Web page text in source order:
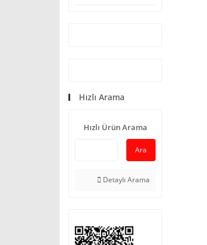
Hızlı Arama
Hızlı Ürün Arama
Ara
Detaylı Arama